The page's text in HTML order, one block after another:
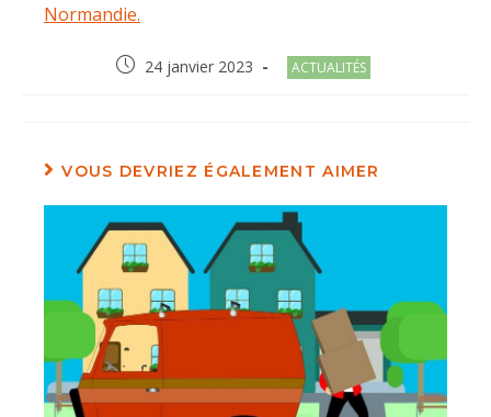
Normandie.
Post24 janvier 2023
Post
ACTUALITÉS
VOUS DEVRIEZ ÉGALEMENT AIMER